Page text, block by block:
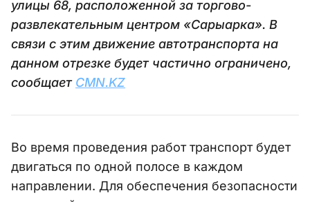
улицы 68, расположенной за торгово-
развлекательным центром «Сарыарка». В
связи с этим движение автотранспорта на
данном отрезке будет частично ограничено,
сообщает CMN.KZ
Во время проведения работ транспорт будет
двигаться по одной полосе в каждом
направлении. Для обеспечения безопасности